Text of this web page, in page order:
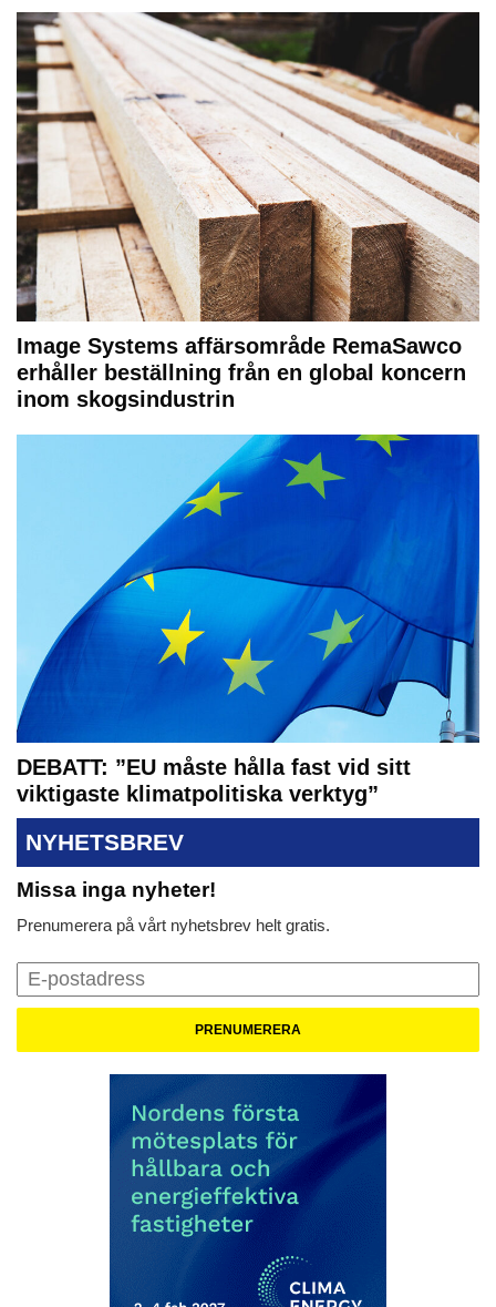
Image Systems affärsområde RemaSawco
erhåller beställning från en global koncern
inom skogsindustrin
DEBATT: ”EU måste hålla fast vid sitt
viktigaste klimatpolitiska verktyg”
NYHETSBREV
Missa inga nyheter!
Prenumerera på vårt nyhetsbrev helt gratis.